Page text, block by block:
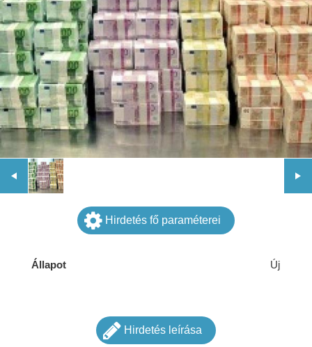
Hirdetés fő paraméterei
Állapot Új
Hirdetés leírása